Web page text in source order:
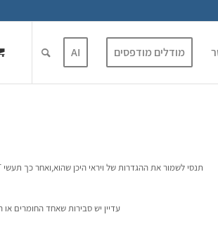
מודלים מודפסים AI
תנסי לשמור את ההגדרות של ויראי היכן שהוא,ואחר כך תעשי RESET להגדרות בחלונית הOPTIONS
עדיין יש סבירות שאחד החומרים